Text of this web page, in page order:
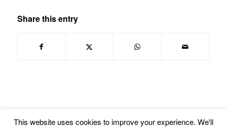
Share this entry
This website uses cookies to improve your experience. We'll